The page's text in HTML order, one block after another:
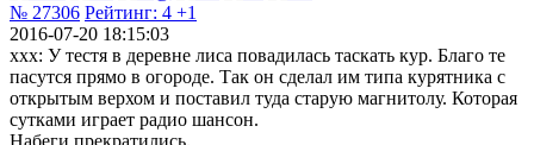
№ 27306 Рейтинг: 4 +1
2016-07-20 18:15:03
xxx: У тестя в деревне лиса повадилась таскать кур. Благо те
пасутся прямо в огороде. Так он сделал им типа курятника с
открытым верхом и поставил туда старую магнитолу. Которая
сутками играет радио шансон.
Набеги прекратились.